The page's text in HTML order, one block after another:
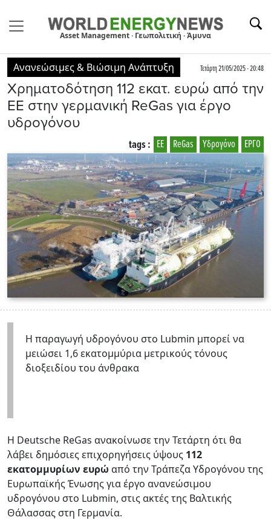
Asset Management · Γεωπολιτική · Άμυνα
Ανανεώσιμες & Βιώσιμη Ανάπτυξη Τετάρτη 21/05/2025 - 20:48
Χρηματοδότηση 112 εκατ. ευρώ από την
ΕΕ στην γερμανική ReGas για έργο
υδρογόνου
ΕΡΓΟ
Υδρογόνο
ReGas
ΕΕ
tags :
Η παραγωγή υδρογόνου στο Lubmin μπορεί να
μειώσει 1,6 εκατομμύρια μετρικούς τόνους
διοξειδίου του άνθρακα
Η Deutsche ReGas ανακοίνωσε την Τετάρτη ότι θα
λάβει δημόσιες επιχορηγήσεις ύψους 112
εκατομμυρίων ευρώ από την Τράπεζα Υδρογόνου της
Ευρωπαϊκής Ένωσης για έργο ανανεώσιμου
υδρογόνου στο Lubmin, στις ακτές της Βαλτικής
Θάλασσας στη Γερμανία.